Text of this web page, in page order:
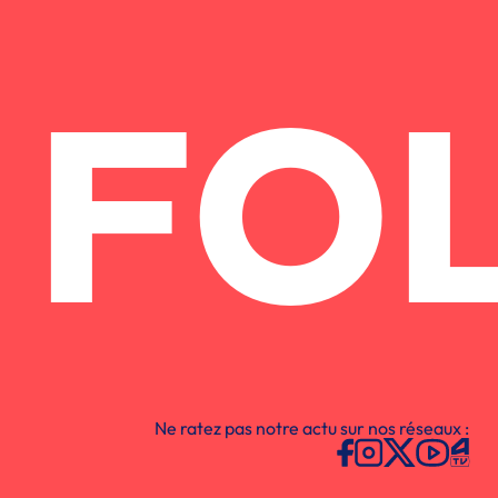
Ne ratez pas notre actu sur nos réseaux :